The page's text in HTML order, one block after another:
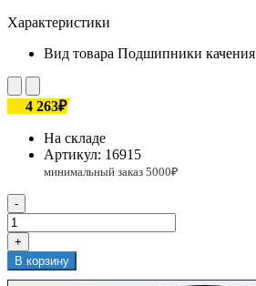
Характеристики
Вид товара Подшипники качения
4 263₽
На складе
Артикул: 16915
-
+
В корзину